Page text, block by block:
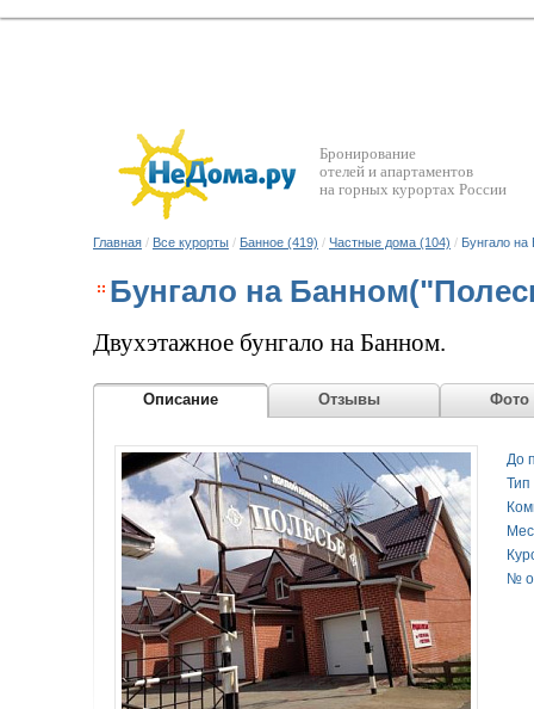
Бронирование
отелей и апартаментов
на горных курортах России
Главная / Все курорты / Банное (419) / Частные дома (104) / Бунгало
Бунгало на
Двухэтажное бунгало на Банном.
Описание Отзывы Фото
До
Тип
№